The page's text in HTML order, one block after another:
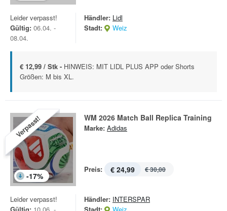
Leider verpasst!
Gültig: 06.04. -
08.04.
Händler: Lidl
Stadt:
Weiz
€ 12,99 / Stk - HINWEIS: MIT LIDL PLUS APP oder Shorts
Größen: M bis XL.
Verpasst!
-17%
WM 2026 Match Ball Replica Training
Marke: Adidas
Preis: € 24,99 € 30,00
Leider verpasst!
Händler: INTERSPAR